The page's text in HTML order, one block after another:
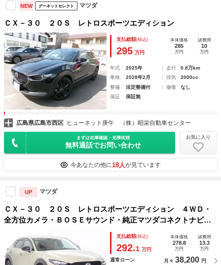
NEW グーネットセレクト マツダ
ＣＸ－３０ ２０Ｓ レトロスポーツエディション
支払総額(税込)
295 万円
本体価格
285
万円
諸費用
10
万円
年式 2025年 走行
0.8万km
車検
2028年2月 排気
2000cc
整備
法定整備付 修復
なし
保証
保証無
広島県広島市西区 ヒューネット庚午 （株）昭栄自動車センター
まずは在庫確認・見積依頼
無料通話でお問い合わせ
お気に入り
今あなたの他に18人が見ています
UP マツダ
ＣＸ－３０ ２０Ｓ レトロスポーツエディション ４ＷＤ・
全方位カメラ・ＢＯＳＥサウンド・純正マツダコネクトナビ・
シート／ステアリングヒーター・パワーシート・パワーゲー
ト・ＬＥＤヘッドライト・ＢＳＭ・Ｂｌｕｅｔｏｏｔｈ・ＥＴ
Ｃ・ヘッドアップＤＰ
支払総額(税込)
292.1 万円
本体価格
278.8
万円
諸費用
13.3
万円
通常ローン 月々 38,200 円